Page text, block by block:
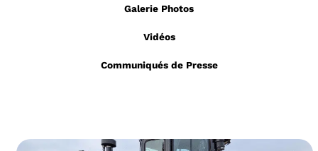
Galerie Photos
Vidéos
Communiqués de Presse